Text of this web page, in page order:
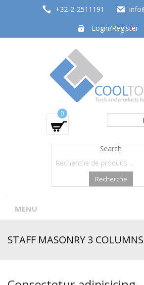
+32-2-2511191
Login/Register
Tools and products for office systems
0
Search
Recherche
MENU
STAFF MASONRY 3 COLUMNS